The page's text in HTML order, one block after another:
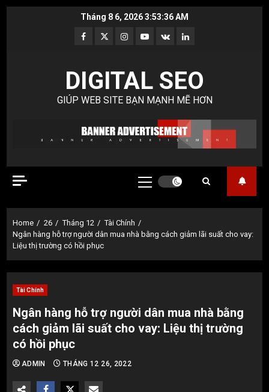
Tháng 8 6, 20263:53:37 AM
Facebook
TwitterInstagram
Youtube
VK LinkedIn
DIGITAL SEO
GIÚP WEB SITE BẠN MẠNH MẼ HƠN
Primary
Home 26 Tháng 12
Tài Chính
Ngân hàng hỗ trợ người dân mua nhà bằng cách giảm lãi suất cho vay:
Liệu thị trường có hồi phục
Tài Chính
Ngân hàng hỗ trợ người dân mua nhà bằng
cách giảm lãi suất cho vay: Liệu thị trường
có hồi phục
ADMIN THÁNG 12 26, 2022